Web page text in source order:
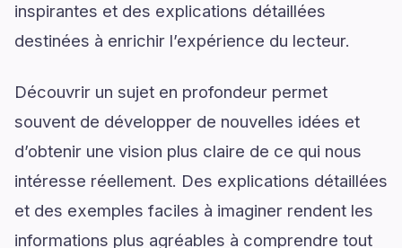
inspirantes et des explications détaillées
destinées à enrichir l’expérience du lecteur.
Découvrir un sujet en profondeur permet
souvent de développer de nouvelles idées et
d’obtenir une vision plus claire de ce qui nous
intéresse réellement. Des explications détaillées
et des exemples faciles à imaginer rendent les
informations plus agréables à comprendre tout